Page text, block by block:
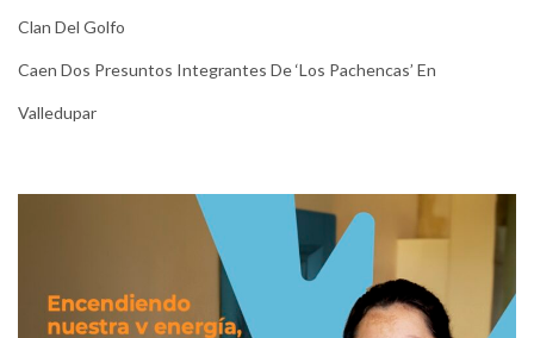
Clan Del Golfo
Caen Dos Presuntos Integrantes De ‘Los Pachencas’ En
Valledupar